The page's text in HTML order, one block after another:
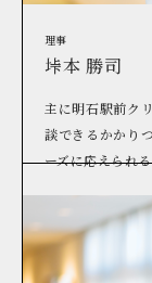
理事
垰本 勝司
主に明石駅前ク
談できるかかり
ーズに応えられ